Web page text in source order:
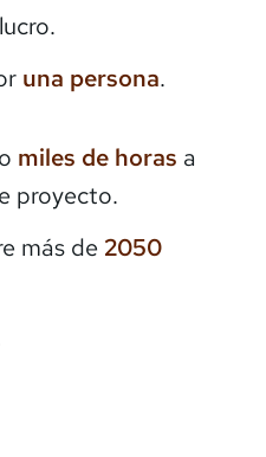
una persona.
miles de horas a
proyecto.
más de 2050